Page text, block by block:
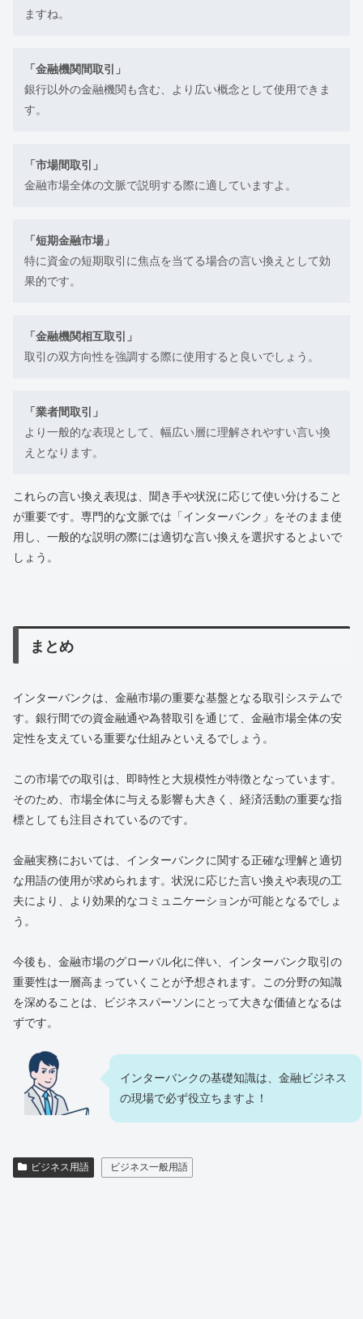
ますね。
「金融機関間取引」
銀行以外の金融機関も含む、より広い概念として使用できま
す。
「市場間取引」
金融市場全体の文脈で説明する際に適していますよ。
「短期金融市場」
特に資金の短期取引に焦点を当てる場合の言い換えとして効
果的です。
「金融機関相互取引」
取引の双方向性を強調する際に使用すると良いでしょう。
「業者間取引」
より一般的な表現として、幅広い層に理解されやすい言い換
えとなります。
これらの言い換え表現は、聞き手や状況に応じて使い分けること
が重要です。専門的な文脈では「インターバンク」をそのまま使
用し、一般的な説明の際には適切な言い換えを選択するとよいで
しょう。
まとめ
インターバンクは、金融市場の重要な基盤となる取引システムで
す。銀行間での資金融通や為替取引を通じて、金融市場全体の安
定性を支えている重要な仕組みといえるでしょう。
この市場での取引は、即時性と大規模性が特徴となっています。
そのため、市場全体に与える影響も大きく、経済活動の重要な指
標としても注目されているのです。
金融実務においては、インターバンクに関する正確な理解と適切
な用語の使用が求められます。状況に応じた言い換えや表現の工
夫により、より効果的なコミュニケーションが可能となるでしょ
う。
今後も、金融市場のグローバル化に伴い、インターバンク取引の
重要性は一層高まっていくことが予想されます。この分野の知識
を深めることは、ビジネスパーソンにとって大きな価値となるは
ずです。
インターバンクの基礎知識は、金融ビジネス
の現場で必ず役立ちますよ！
ビジネス用語 ビジネス一般用語